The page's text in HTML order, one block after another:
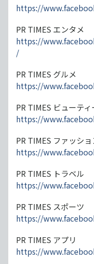
https://
PR TIMES エンタメ
https://
/
PR TIMES グルメ
https://
PR TIMES ビューティ
https://
PR TIMES ファッショ
https://
PR TIMES トラベル
https://
PR TIMES スポーツ
https://
PR TIMES アプリ
https://